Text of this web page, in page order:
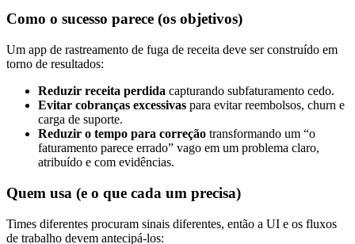
Como o sucesso parece (os objetivos)
Um app de rastreamento de fuga de receita deve ser construído em
torno de resultados:
Reduzir receita perdida capturando subfaturamento cedo.
Evitar cobranças excessivas para evitar reembolsos, churn e
carga de suporte.
Reduzir o tempo para correção transformando um “o
faturamento parece errado” vago em um problema claro,
atribuído e com evidências.
Quem usa (e o que cada um precisa)
Times diferentes procuram sinais diferentes, então a UI e os fluxos
de trabalho devem antecipá-los: